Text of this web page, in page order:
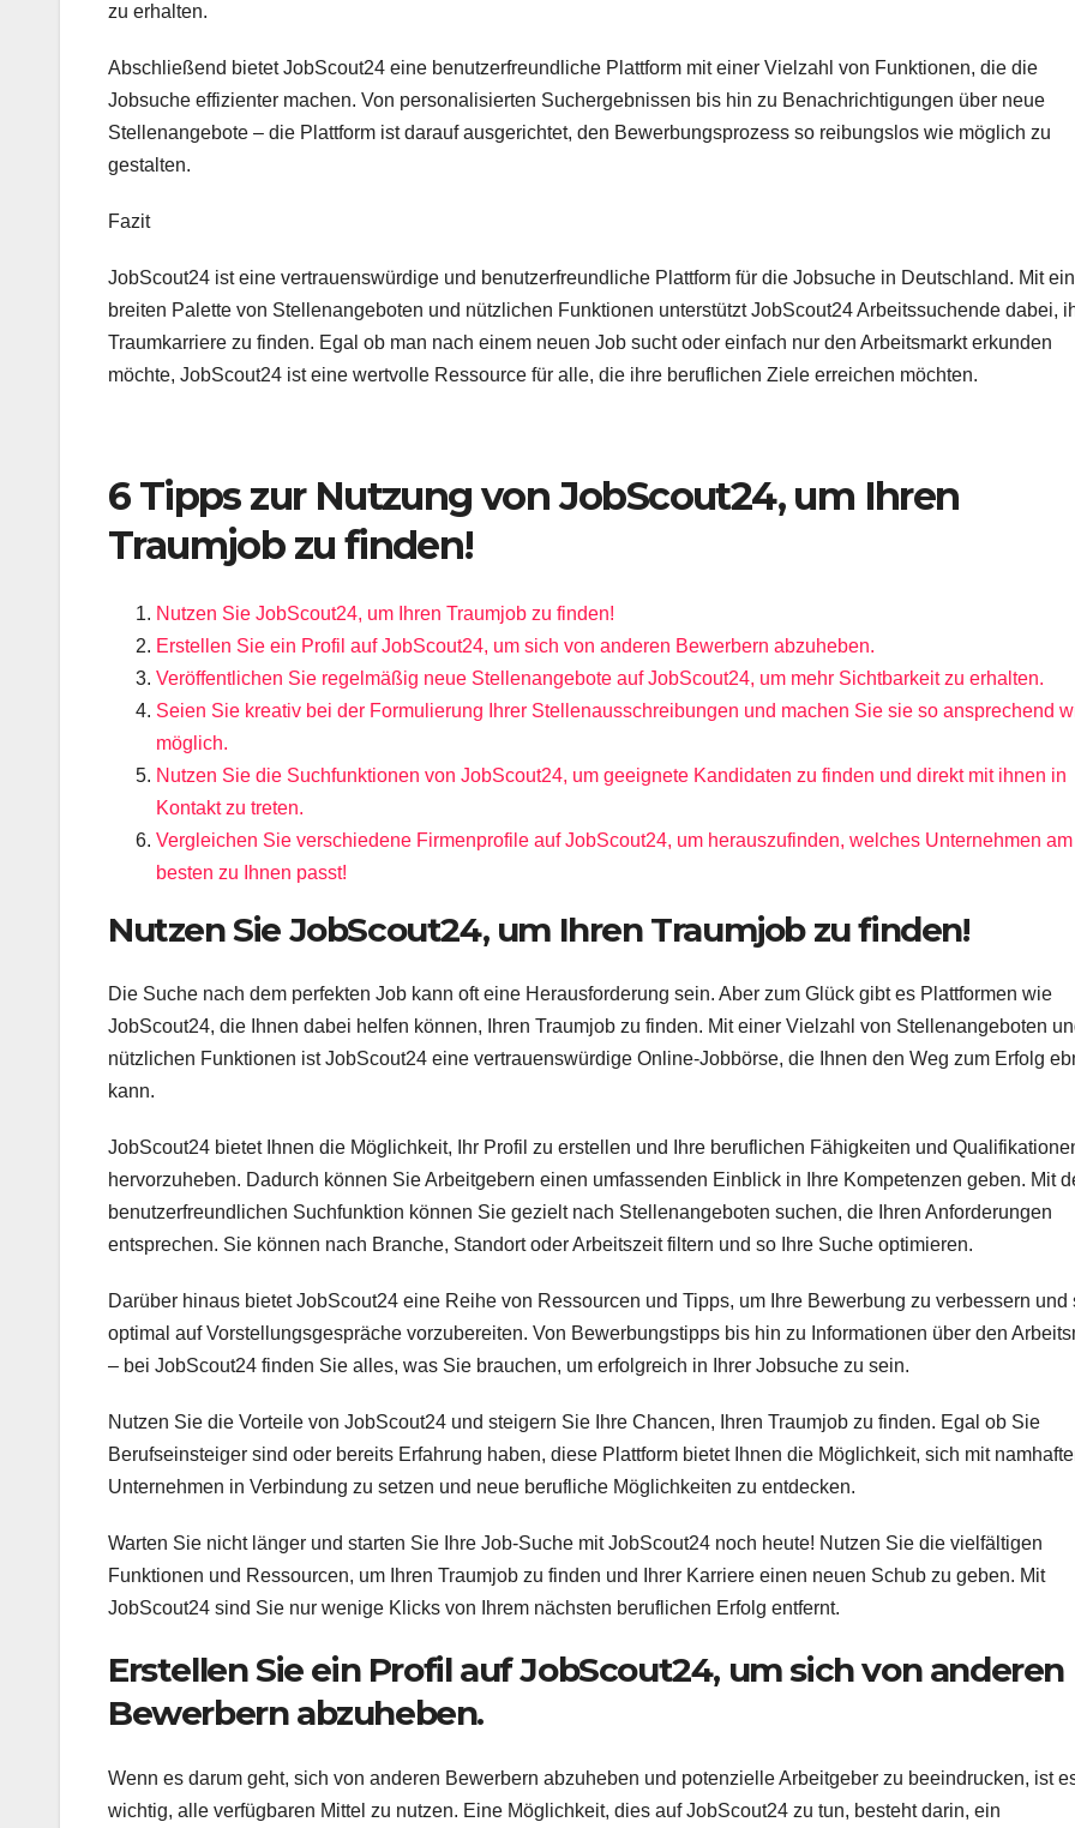
zu erhalten.
Abschließend bietet JobScout24 eine benutzerfreundliche Plattform mit einer Vielzahl von Funktionen, die die
Jobsuche effizienter machen. Von personalisierten Suchergebnissen bis hin zu Benachrichtigungen über neue
Stellenangebote – die Plattform ist darauf ausgerichtet, den Bewerbungsprozess so reibungslos wie möglich zu
gestalten.
Fazit
JobScout24 ist eine vertrauenswürdige und benutzerfreundliche Plattform für die Jobsuche in Deutschland. Mit
breiten Palette von Stellenangeboten und nützlichen Funktionen unterstützt JobScout24 Arbeitssuchende dabei,
Traumkarriere zu finden. Egal ob man nach einem neuen Job sucht oder einfach nur den Arbeitsmarkt erkunden
möchte, JobScout24 ist eine wertvolle Ressource für alle, die ihre beruflichen Ziele erreichen möchten.
6 Tipps zur Nutzung von JobScout24, um Ihren
Traumjob zu finden!
Nutzen Sie JobScout24, um Ihren Traumjob zu finden!
Erstellen Sie ein Profil auf JobScout24, um sich von anderen Bewerbern abzuheben.
Veröffentlichen Sie regelmäßig neue Stellenangebote auf JobScout24, um mehr Sichtbarkeit zu erhalten.
Seien Sie kreativ bei der Formulierung Ihrer Stellenausschreibungen und machen Sie sie so ansprechend
möglich.
Nutzen Sie die Suchfunktionen von JobScout24, um geeignete Kandidaten zu finden und direkt mit ihnen in
Kontakt zu treten.
Vergleichen Sie verschiedene Firmenprofile auf JobScout24, um herauszufinden, welches Unternehmen am
besten zu Ihnen passt!
Nutzen Sie JobScout24, um Ihren Traumjob zu finden!
Die Suche nach dem perfekten Job kann oft eine Herausforderung sein. Aber zum Glück gibt es Plattformen wie
JobScout24, die Ihnen dabei helfen können, Ihren Traumjob zu finden. Mit einer Vielzahl von Stellenangeboten
nützlichen Funktionen ist JobScout24 eine vertrauenswürdige Online-Jobbörse, die Ihnen den Weg zum Erfolg
kann.
JobScout24 bietet Ihnen die Möglichkeit, Ihr Profil zu erstellen und Ihre beruflichen Fähigkeiten und
hervorzuheben. Dadurch können Sie Arbeitgebern einen umfassenden Einblick in Ihre Kompetenzen geben. Mit
benutzerfreundlichen Suchfunktion können Sie gezielt nach Stellenangeboten suchen, die Ihren Anforderungen
entsprechen. Sie können nach Branche, Standort oder Arbeitszeit filtern und so Ihre Suche optimieren.
Darüber hinaus bietet JobScout24 eine Reihe von Ressourcen und Tipps, um Ihre Bewerbung zu verbessern und
optimal auf Vorstellungsgespräche vorzubereiten. Von Bewerbungstipps bis hin zu Informationen über den
– bei JobScout24 finden Sie alles, was Sie brauchen, um erfolgreich in Ihrer Jobsuche zu sein.
Nutzen Sie die Vorteile von JobScout24 und steigern Sie Ihre Chancen, Ihren Traumjob zu finden. Egal ob Sie
Berufseinsteiger sind oder bereits Erfahrung haben, diese Plattform bietet Ihnen die Möglichkeit, sich mit
Unternehmen in Verbindung zu setzen und neue berufliche Möglichkeiten zu entdecken.
Warten Sie nicht länger und starten Sie Ihre Job-Suche mit JobScout24 noch heute! Nutzen Sie die vielfältigen
Funktionen und Ressourcen, um Ihren Traumjob zu finden und Ihrer Karriere einen neuen Schub zu geben. Mit
JobScout24 sind Sie nur wenige Klicks von Ihrem nächsten beruflichen Erfolg entfernt.
Erstellen Sie ein Profil auf JobScout24, um sich von anderen
Bewerbern abzuheben.
Wenn es darum geht, sich von anderen Bewerbern abzuheben und potenzielle Arbeitgeber zu beeindrucken, ist
wichtig, alle verfügbaren Mittel zu nutzen. Eine Möglichkeit, dies auf JobScout24 zu tun, besteht darin, ein